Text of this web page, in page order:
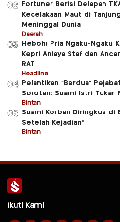
02
Fortuner Berisi Delapan
Kecelakaan Maut di
Meninggal Dunia
Daerah
03
Heboh! Pria Ngaku-Ngaku
Kepri Aniaya Staf dan
RAT
Headline
04
Pelantikan “Berdua”
Sorotan: Suami Istri Tukar
Bintan
05 Suami Korban Diringkus di
Setelah Kejadian”
Bintan
Ikuti Kami